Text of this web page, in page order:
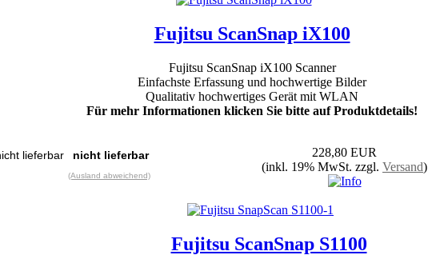
Fujitsu ScanSnap iX100
Fujitsu ScanSnap iX100 Scanner
Einfachste Erfassung und hochwertige Bilder
Qualitativ hochwertiges Gerät mit WLAN
Für mehr Informationen klicken Sie bitte auf Produktdetails!
nicht lieferbar
(Ausland abweichend)
228,80 EUR
(inkl. 19% MwSt. zzgl. Versand)
Fujitsu ScanSnap S1100